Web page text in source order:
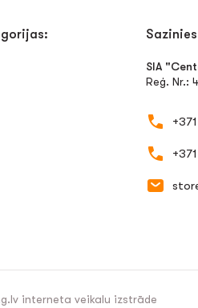
SIA
Reģ. Nr.:
interneta veikalu izstrāde